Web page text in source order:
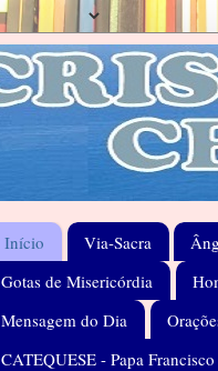
Início Via-Sacra
Gotas de Misericórdia
Mensagem do Dia
CATEQUESE - Papa Francisco